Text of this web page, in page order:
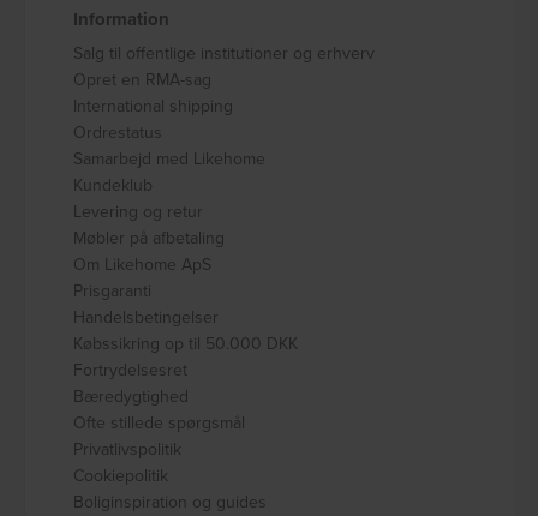
Information
Salg til offentlige institutioner og erhverv
Opret en RMA-sag
International shipping
Ordrestatus
Samarbejd med Likehome
Kundeklub
Levering og retur
Møbler på afbetaling
Om Likehome ApS
Prisgaranti
Handelsbetingelser
Købssikring op til 50.000 DKK
Fortrydelsesret
Bæredygtighed
Ofte stillede spørgsmål
Privatlivspolitik
Cookiepolitik
Boliginspiration og guides